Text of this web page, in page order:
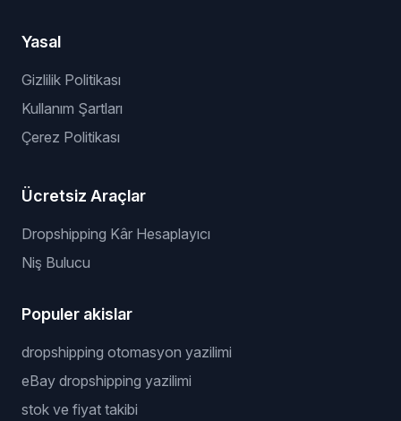
Yasal
Gizlilik Politikası
Kullanım Şartları
Çerez Politikası
Ücretsiz Araçlar
Dropshipping Kâr Hesaplayıcı
Niş Bulucu
Populer akislar
dropshipping otomasyon yazilimi
eBay dropshipping yazilimi
stok ve fiyat takibi